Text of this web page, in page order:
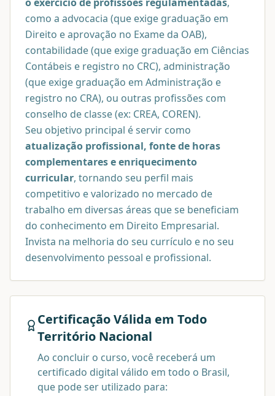
como a advocacia (que exige graduação em
Direito e aprovação no Exame da OAB),
contabilidade (que exige graduação em Ciências
Contábeis e registro no CRC), administração
(que exige graduação em Administração e
registro no CRA), ou outras profissões com
conselho de classe (ex: CREA, COREN).
Seu objetivo principal é servir como
atualização profissional, fonte de horas
complementares e enriquecimento
curricular, tornando seu perfil mais
competitivo e valorizado no mercado de
trabalho em diversas áreas que se beneficiam
do conhecimento em Direito Empresarial.
Invista na melhoria do seu currículo e no seu
desenvolvimento pessoal e profissional.
Certificação Válida em Todo
Território Nacional
Ao concluir o curso, você receberá um
certificado digital válido em todo o Brasil,
que pode ser utilizado para: